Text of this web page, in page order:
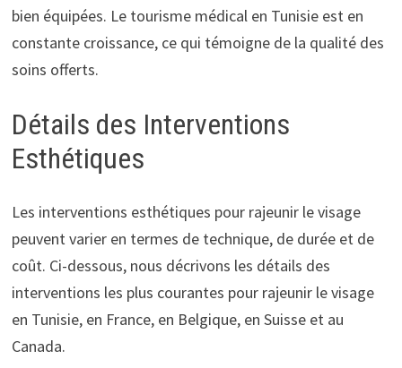
bien équipées. Le tourisme médical en Tunisie est en
constante croissance, ce qui témoigne de la qualité des
soins offerts.
Détails des Interventions
Esthétiques
Les interventions esthétiques pour rajeunir le visage
peuvent varier en termes de technique, de durée et de
coût. Ci-dessous, nous décrivons les détails des
interventions les plus courantes pour rajeunir le visage
en Tunisie, en France, en Belgique, en Suisse et au
Canada.